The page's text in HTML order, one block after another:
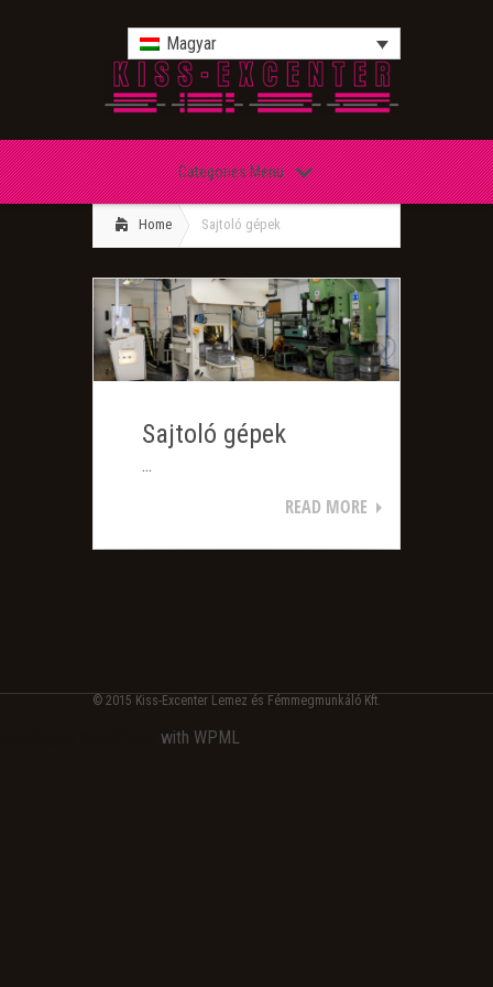
Magyar
Categories Menu
Home Sajtoló gépek
Sajtoló gépek
...
READ MORE
© 2015 Kiss-Excenter Lemez és Fémmegmunkáló Kft.
with WPML